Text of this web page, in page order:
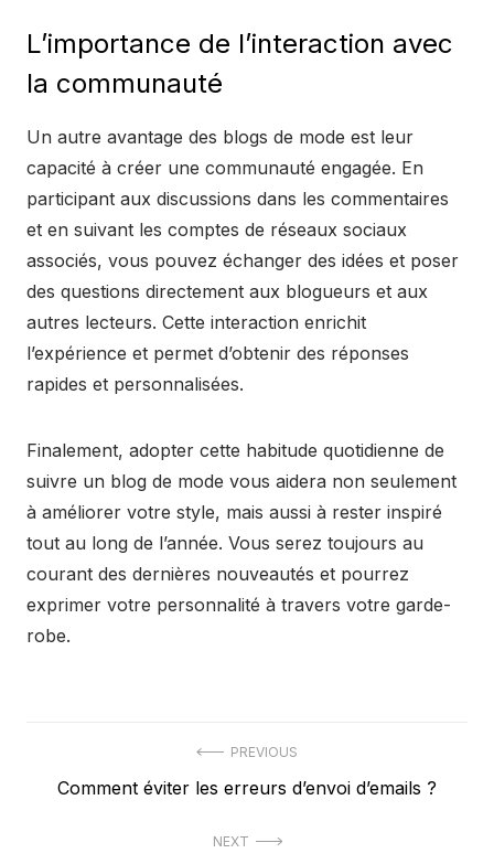
L’importance de l’interaction avec
la communauté
Un autre avantage des blogs de mode est leur
capacité à créer une communauté engagée. En
participant aux discussions dans les commentaires
et en suivant les comptes de réseaux sociaux
associés, vous pouvez échanger des idées et poser
des questions directement aux blogueurs et aux
autres lecteurs. Cette interaction enrichit
l’expérience et permet d’obtenir des réponses
rapides et personnalisées.
Finalement, adopter cette habitude quotidienne de
suivre un blog de mode vous aidera non seulement
à améliorer votre style, mais aussi à rester inspiré
tout au long de l’année. Vous serez toujours au
courant des dernières nouveautés et pourrez
exprimer votre personnalité à travers votre garde-
robe.
PREVIOUS
Previous
Comment éviter les erreurs d’envoi d’emails ?
NEXT